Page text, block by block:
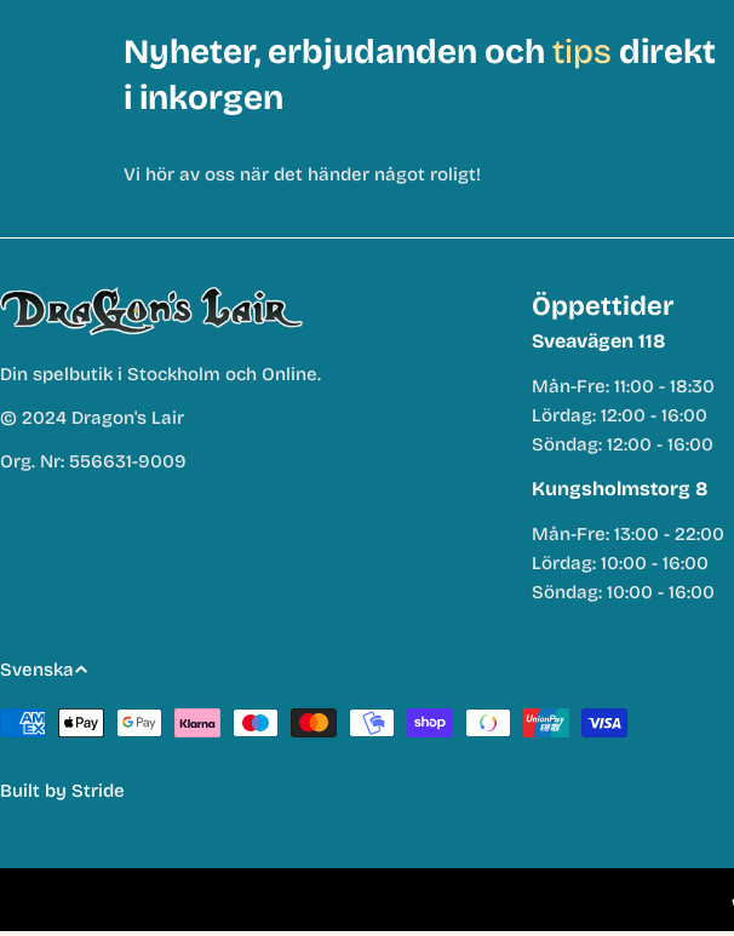
Nyheter, erbjudanden och tips direkt
i inkorgen
Vi hör av oss när det händer något roligt!
Din spelbutik i Stockholm och Online.
© 2024 Dragon's Lair
Org. Nr: 556631-9009
Öppettider
Sveavägen 118
Mån-Fre: 11:00 - 18:30
Lördag: 12:00 - 16:00
Söndag: 12:00 - 16:00
Kungsholmstorg 8
Mån-Fre: 13:00 - 22:00
Lördag: 10:00 - 16:00
Söndag: 10:00 - 16:00
S
p
r
k
Svenska
Betalmetoder
Built by Stride